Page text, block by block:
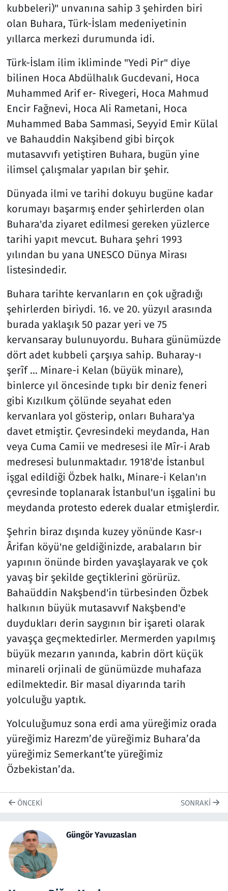
kubbeleri)" unvanına sahip 3 şehirden biri
olan Buhara, Türk-İslam medeniyetinin
yıllarca merkezi durumunda idi.
Türk-İslam ilim ikliminde "Yedi Pir" diye
bilinen Hoca Abdülhalık Gucdevani, Hoca
Muhammed Arif er- Rivegeri, Hoca Mahmud
Encir Fağnevi, Hoca Ali Rametani, Hoca
Muhammed Baba Sammasi, Seyyid Emir Külal
ve Bahauddin Nakşibend gibi birçok
mutasavvıfı yetiştiren Buhara, bugün yine
ilimsel çalışmalar yapılan bir şehir.
Dünyada ilmi ve tarihi dokuyu bugüne kadar
korumayı başarmış ender şehirlerden olan
Buhara'da ziyaret edilmesi gereken yüzlerce
tarihi yapıt mevcut. Buhara şehri 1993
yılından bu yana UNESCO Dünya Mirası
listesindedir.
Buhara tarihte kervanların en çok uğradığı
şehirlerden biriydi. 16. ve 20. yüzyıl arasında
burada yaklaşık 50 pazar yeri ve 75
kervansaray bulunuyordu. Buhara günümüzde
dört adet kubbeli çarşıya sahip. Buharay-ı
şerîf … Minare-i Kelan (büyük minare),
binlerce yıl öncesinde tıpkı bir deniz feneri
gibi Kızılkum çölünde seyahat eden
kervanlara yol gösterip, onları Buhara'ya
davet etmiştir. Çevresindeki meydanda, Han
veya Cuma Camii ve medresesi ile Mîr-i Arab
medresesi bulunmaktadır. 1918'de İstanbul
işgal edildiği Özbek halkı, Minare-i Kelan'ın
çevresinde toplanarak İstanbul'un işgalini bu
meydanda protesto ederek dualar etmişlerdir.
Şehrin biraz dışında kuzey yönünde Kasr-ı
Ârifan köyü'ne geldiğinizde, arabaların bir
yapının önünde birden yavaşlayarak ve çok
yavaş bir şekilde geçtiklerini görürüz.
Bahaüddin Nakşbend'in türbesinden Özbek
halkının büyük mutasavvıf Nakşbend'e
duydukları derin saygının bir işareti olarak
yavaşça geçmektedirler. Mermerden yapılmış
büyük mezarın yanında, kabrin dört küçük
minareli orjinali de günümüzde muhafaza
edilmektedir. Bir masal diyarında tarih
yolculuğu yaptık.
Yolculuğumuz sona erdi ama yüreğimiz orada
yüreğimiz Harezm’de yüreğimiz Buhara’da
yüreğimiz Semerkant’te yüreğimiz
Özbekistan’da.
ÖNCEKI SONRAKI
Güngör Yavuzaslan